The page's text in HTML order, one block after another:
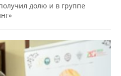
долю и в группе